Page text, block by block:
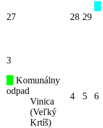
27 28 29
3
Komunálny
odpad
Vinica
(Veľký
Krtíš)
4 5 6